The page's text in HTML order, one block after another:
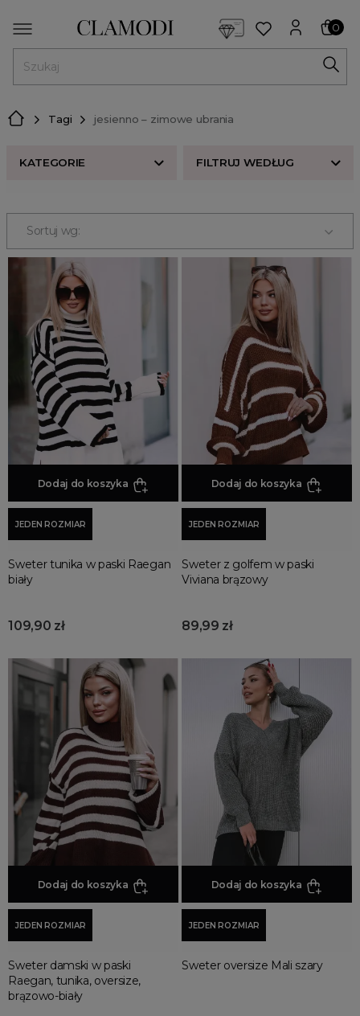
0
Tagi jesienno – zimowe ubrania
KATEGORIE FILTRUJ WEDŁUG
Bestsellery
Odzież damska
Buty damskie
Akcesoria
Premium
Strefa beauty
Promocja
Wyprzedaż
Summer sale
Bon podarunkowy
BACK TO SCHOOL
PREZENTY
ŚWIĘTA
PARTY
Najnowsze produkty
Spring sale
Złote produkty
Wiosenne Uroczystości
Letnie Uroczystości
Jesienne Uroczystości
Zimowe Uroczystości
HOT SALE
Produkty Tygodnia
Różowy Październik
Black Friday
Cyber Monday
Black Week
Wyprzedaż noworoczna
Sortuj wg:
Dodaj do koszyka
JEDEN ROZMIAR
Sweter tunika w paski Raegan
biały
109,90 zł
Dodaj do koszyka
JEDEN ROZMIAR
Sweter z golfem w paski
Viviana brązowy
89,99 zł
Dodaj do koszyka
JEDEN ROZMIAR
Sweter damski w paski
Raegan, tunika, oversize,
brązowo-biały
Dodaj do koszyka
JEDEN ROZMIAR
Sweter oversize Mali szary